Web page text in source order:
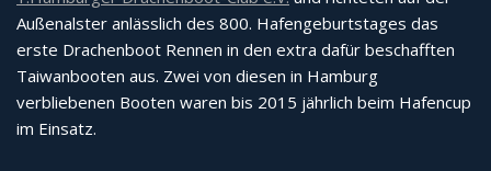
Außenalster anlässlich des 800. Hafengeburtstages das
erste Drachenboot Rennen in den extra dafür beschafften
Taiwanbooten aus. Zwei von diesen in Hamburg
verbliebenen Booten waren bis 2015 jährlich beim Hafencup
im Einsatz.